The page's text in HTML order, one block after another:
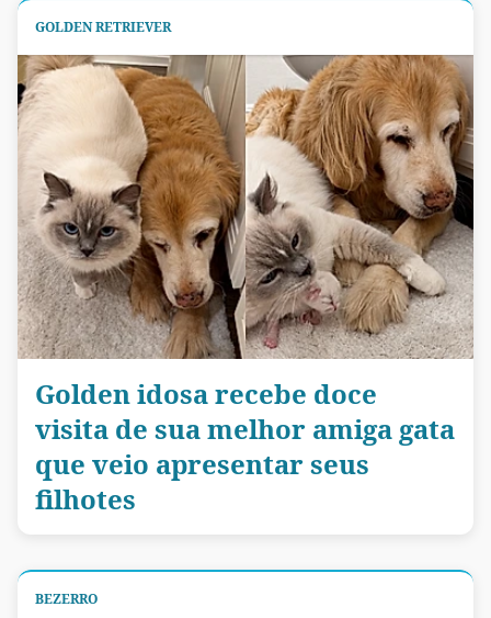
GOLDEN RETRIEVER
Golden idosa recebe doce
visita de sua melhor amiga gata
que veio apresentar seus
filhotes
BEZERRO